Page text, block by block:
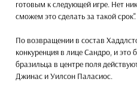
готовым к следующей игре. Нет
сможем это сделать за такой срок".
По возвращении в состав
конкуренция в лице Сандро, и это
бразильца в центре поля
Джинас и Уилсон Паласиос.